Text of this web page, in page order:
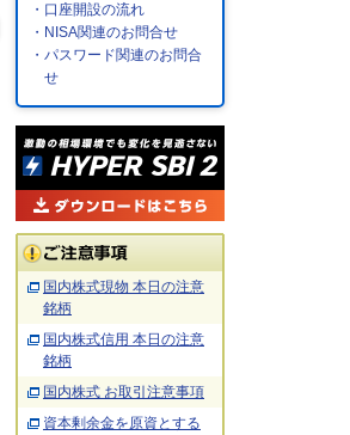
・口座開設の流れ
・NISA関連のお問合せ
・パスワード関連のお問合
せ
国内株式現物 本日の注意
銘柄
国内株式信用 本日の注意
銘柄
国内株式 お取引注意事項
資本剰余金を原資とする